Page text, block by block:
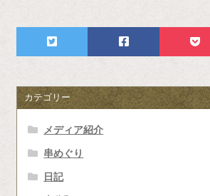
ゲ
ー
シ
ョ
ン
カテゴリー
メディア紹介
串めぐり
日記